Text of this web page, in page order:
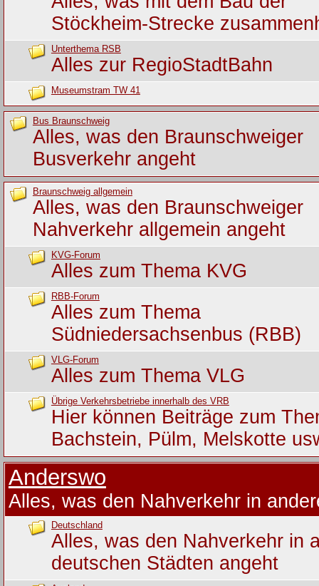
Stöckheim-Strecke
Unterthema RSB
Alles zur RegioStadtBahn
Museumstram TW 41
Bus Braunschweig
Alles, was den Braunschweiger
Busverkehr angeht
Braunschweig allgemein
Alles, was den Braunschweiger
Nahverkehr allgemein angeht
KVG-Forum
Alles zum Thema KVG
RBB-Forum
Alles zum Thema
Südniedersachsenbus (RBB)
VLG-Forum
Alles zum Thema VLG
Übrige Verkehrsbetriebe innerhalb des VRB
Hier können Beiträge zum
Bachstein, Pülm, Melskotte
Anderswo
Alles, was den Nahverkehr in
Deutschland
Alles, was den Nahverkehr in
deutschen Städten angeht